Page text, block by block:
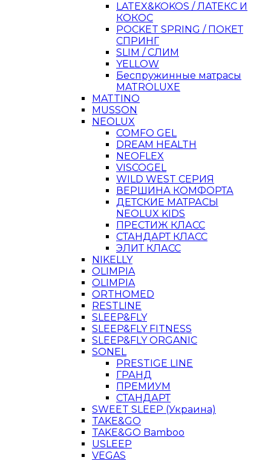
LATEX&KOKOS / ЛАТЕКС И
КОКОС
POCKET SPRING / ПОКЕТ
СПРИНГ
SLIM / СЛИМ
YELLOW
Беспружинные матрасы
MATROLUXE
MATTINO
MUSSON
NEOLUX
COMFO GEL
DREAM HEALTH
NEOFLEX
VISCOGEL
WILD WEST СЕРИЯ
ВЕРШИНА КОМФОРТА
ДЕТСКИЕ МАТРАСЫ
NEOLUX KIDS
ПРЕСТИЖ КЛАСС
СТАНДАРТ КЛАСС
ЭЛИТ КЛАСС
NIKELLY
OLIMPIA
OLIMPIA
ORTHOMED
RESTLINE
SLEEP&FLY
SLEEP&FLY FITNESS
SLEEP&FLY ORGANIC
SONEL
PRESTIGE LINE
ГРАНД
ПРЕМИУМ
СТАНДАРТ
SWEET SLEEP (Украина)
TAKE&GO
TAKE&GO Bamboo
USLEEP
VEGAS